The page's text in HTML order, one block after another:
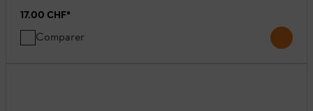
17.00 CHF*
Comparer